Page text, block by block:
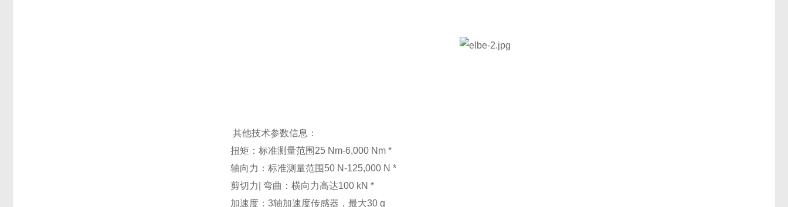
其他技术参数信息：
扭矩：标准测量范围25 Nm-6,000 Nm *
轴向力：标准测量范围50 N-125,000 N *
剪切力| 弯曲：横向力高达100 kN *
加速度：3轴加速度传感器，最大30 g